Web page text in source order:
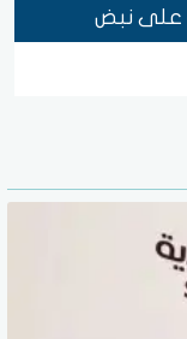
على نبض